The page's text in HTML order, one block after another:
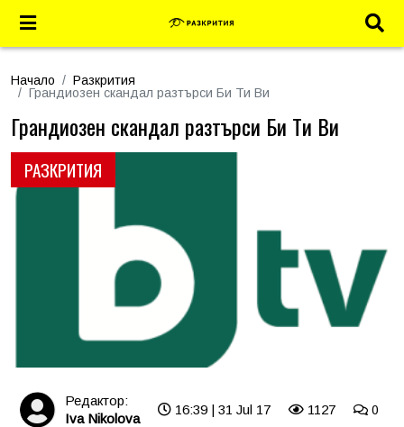
Начало
Разкрития
Грандиозен скандал разтърси Би Ти Ви
РАЗКРИТИЯ
Грандиозен скандал разтърси Би Ти Ви
Редактор:
Iva Nikolova
16:39 | 31 Jul 17 1127 0